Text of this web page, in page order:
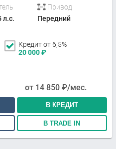
л.с.
Привод
Передний
Кредит от 6,5%
20 000₽
от 14 850 ₽/мес.
В КРЕДИТ
В TRADE IN